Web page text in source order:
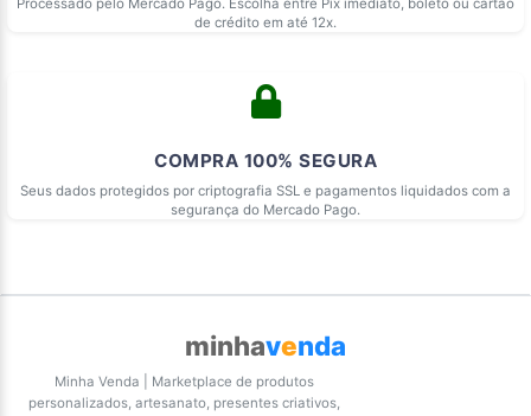
Processado pelo Mercado Pago. Escolha entre Pix imediato, boleto ou cartão
de crédito em até 12x.
COMPRA 100% SEGURA
Seus dados protegidos por criptografia SSL e pagamentos liquidados com a
segurança do Mercado Pago.
minhavenda
Minha Venda | Marketplace de produtos
personalizados, artesanato, presentes criativos,